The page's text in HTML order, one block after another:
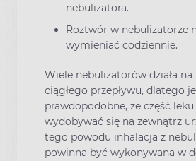
nebulizatora.
Roztwór w nebulizatorze
wymieniać codziennie.
Wiele nebulizatorów działa na
ciągłego przepływu, dlatego
prawdopodobne, że część
wydobywać się na zewnątrz
tego powodu inhalacja z
powinna być wykonywana w